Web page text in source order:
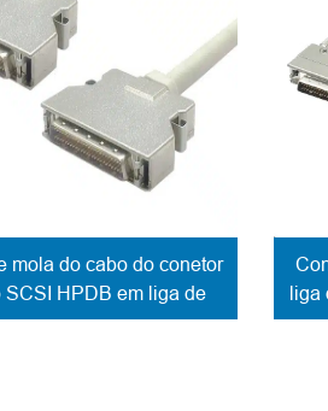
mola do cabo do conetor
SCSI HPDB em liga de
zinco
liga